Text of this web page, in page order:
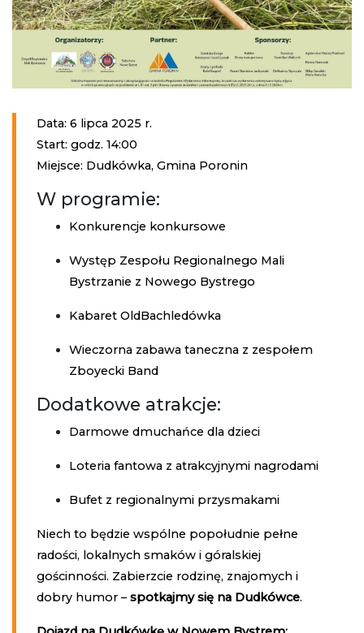
Data: 6 lipca 2025 r.
Start: godz. 14:00
Miejsce: Dudkówka, Gmina Poronin
W programie:
Konkurencje konkursowe
Występ Zespołu Regionalnego Mali
Bystrzanie z Nowego Bystrego
Kabaret OldBachledówka
Wieczorna zabawa taneczna z zespołem
Zboyecki Band
Dodatkowe atrakcje:
Darmowe dmuchańce dla dzieci
Loteria fantowa z atrakcyjnymi nagrodami
Bufet z regionalnymi przysmakami
Niech to będzie wspólne popołudnie pełne
radości, lokalnych smaków i góralskiej
gościnności. Zabierzcie rodzinę, znajomych i
dobry humor – spotkajmy się na Dudkówce.